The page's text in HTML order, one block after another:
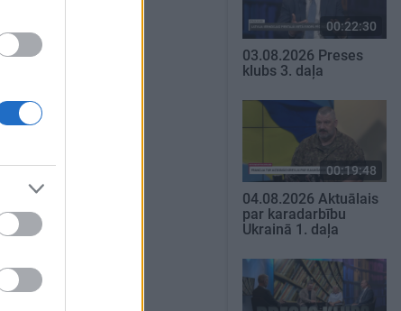
00:22:30
03.08.2026 Preses
klubs 3. daļa
00:19:48
04.08.2026 Aktuālais
par karadarbību
Ukrainā 1. daļa